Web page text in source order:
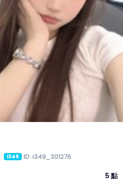
i349 ID: i349_301276
5 點